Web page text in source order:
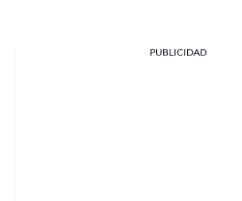
PUBLICIDAD